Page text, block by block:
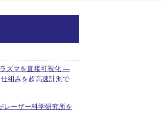
ズマを直接可視化 ―
組みを超高速計測で
レーザー科学研究所を